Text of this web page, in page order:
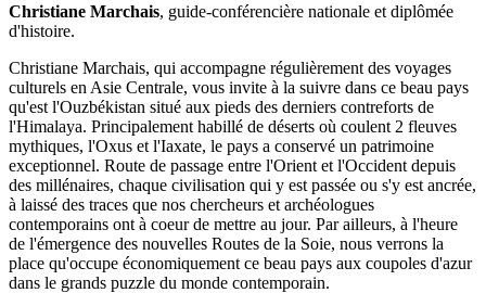
Christiane Marchais, guide-conférencière nationale et diplômée
d'histoire.
Christiane Marchais, qui accompagne régulièrement des voyages
culturels en Asie Centrale, vous invite à la suivre dans ce beau pays
qu'est l'Ouzbékistan situé aux pieds des derniers contreforts de
l'Himalaya. Principalement habillé de déserts où coulent 2 fleuves
mythiques, l'Oxus et l'Iaxate, le pays a conservé un patrimoine
exceptionnel. Route de passage entre l'Orient et l'Occident depuis
des millénaires, chaque civilisation qui y est passée ou s'y est ancrée,
à laissé des traces que nos chercheurs et archéologues
contemporains ont à coeur de mettre au jour. Par ailleurs, à l'heure
de l'émergence des nouvelles Routes de la Soie, nous verrons la
place qu'occupe économiquement ce beau pays aux coupoles d'azur
dans le grands puzzle du monde contemporain.